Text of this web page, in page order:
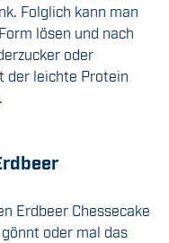
Folglich kann man
lösen und nach
oder
der leichte Protein
Erdbeer Chessecake
oder mal das